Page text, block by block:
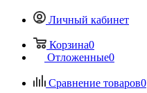
Личный кабинет
Корзина0
Отложенные0
Сравнение товаров0